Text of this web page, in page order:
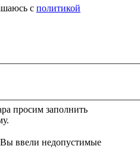
с политикой
просим заполнить
Вы ввели недопустимые